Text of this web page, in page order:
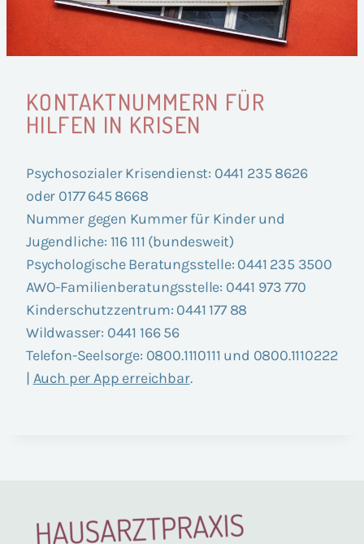
KONTAKTNUMMERN FÜR
HILFEN IN KRISEN
Psy­cho­so­zia­ler Kri­sen­dienst: 0441 235 8626
oder 0177 645 8668
Num­mer gegen Kum­mer für Kin­der und
Jugend­li­che: 116 111 (bun­des­weit)
Psy­cho­lo­gi­sche Bera­tungs­stel­le: 0441 235 3500
AWO-Fami­li­en­be­ra­tungs­stel­le: 0441 973 770
Kin­der­schutz­zen­trum: 0441 177 88
Wild­was­ser: 0441 166 56
Tele­fon-Seel­sor­ge: 0800.1110111 und 0800.1110222
| Auch per App erreich­bar.